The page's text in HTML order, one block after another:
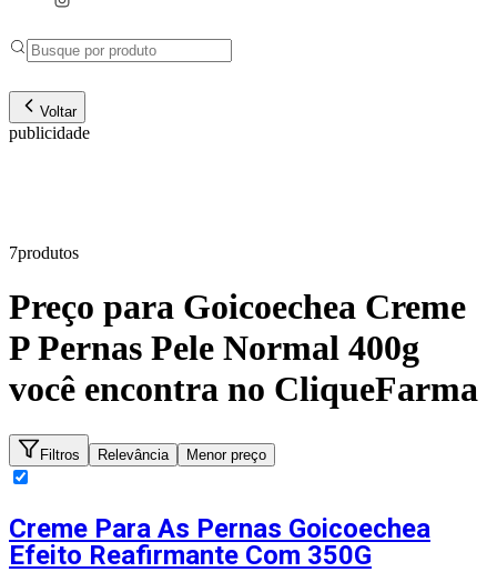
Voltar
publicidade
7produtos
Preço para Goicoechea Creme
P Pernas Pele Normal 400g
você encontra no CliqueFarma
Filtros Relevância Menor preço
Creme Para As Pernas Goicoechea
Efeito Reafirmante Com 350G